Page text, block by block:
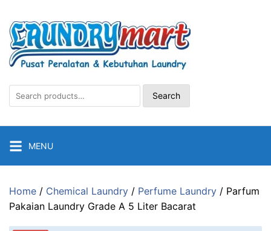
content
Search
for:
Search
MENU
Home / Chemical Laundry / Perfume Laundry / Parfum
Pakaian Laundry Grade A 5 Liter Bacarat